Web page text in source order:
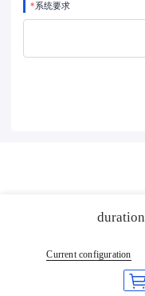
*系统要求
duration
Current configuration